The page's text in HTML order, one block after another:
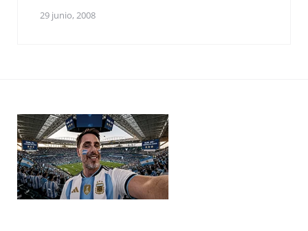
29 junio, 2008